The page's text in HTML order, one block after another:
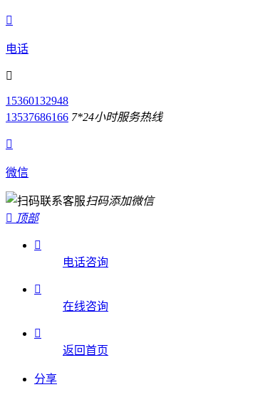

电话

15360132948
13537686166 7*24小时服务热线

微信
扫码添加微信
 顶部

电话咨询

在线咨询

返回首页
分享